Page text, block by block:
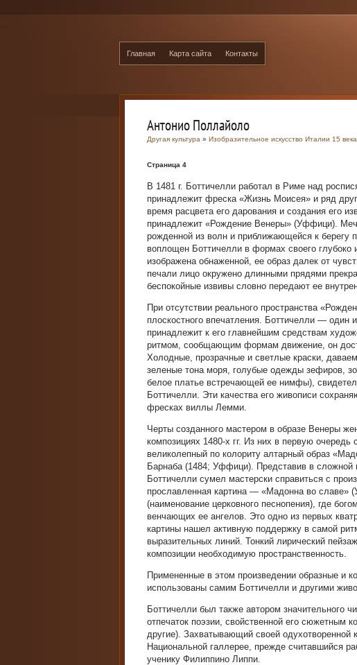
Главная Карта сайта Контакты
Антонио Поллайоло
Другая культура » Изобразительное искусство Италии 15 века
Страница 4
В 1481 г. Боттичелли работал в Риме над
принадлежит фреска «Жизнь Моисея» и ряд
время расцвета его дарования и создания его
принадлежит «Рождение Венеры» (Уффици).
рожденной из волн и приближающейся к берегу
воплощен Боттичелли в формах своего глубоко
изображена обнаженной, ее образ далек от
печали лицо окружено длинными прядями
беспокойные извивы словно передают ее
При отсутствии реального пространства
плоскостного впечатления. Боттичелли — один
принадлежит к его главнейшим средствам
ритмом, сообщающим формам движение, он
Холодные, прозрачные и светлые краски,
зеленые тона моря, голубые одежды зефиров,
белое платье встречающей ее нимфы),
Боттичелли. Эти качества его живописи
фресках виллы Лемми.
Черты созданного мастером в образе Венеры
композициях 1480-х гг. Из них в первую
великолепный по колориту алтарный образ
Барнаба (1484; Уффици). Представив в
Боттичелли сумел мастерски справиться с
прославленная картина — «Мадонна во славе»
(наименование церковного песнопения), где
венчающих ее ангелов. Это одно из первых
картины нашел активную поддержку в самой
выразительных линий. Тонкий лирический
композиции необходимую пространственность.
Примененные в этом произведении образные и
использованы самим Боттичелли и другими
Боттичелли был также автором значительного
отпечаток поэзии, свойственной его сюжетным
другие). Захватывающий своей одухотворенной
Национальной галлерее, прежде считавшийся
ученику Филиппино Липпи.